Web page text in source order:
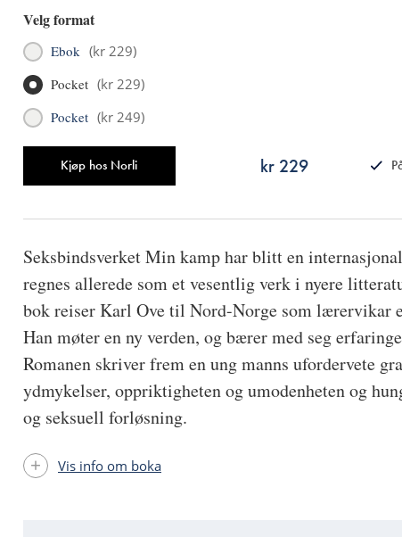
Velg format
Ebok (kr 229)
Pocket (kr 229)
Pocket (kr 249)
Kjøp hos Norli kr 229
Seksbindsverket Min kamp har blitt en
regnes allerede som et vesentlig verk i nyere
bok reiser Karl Ove til Nord-Norge som lærervikar
Han møter en ny verden, og bærer med seg
Romanen skriver frem en ung manns ufordervete
ydmykelser, oppriktigheten og umodenheten og
og seksuell forløsning.
Vis info om boka